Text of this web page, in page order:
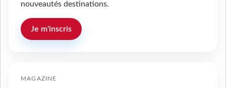
nouveautés destinations.
Je m'inscris
MAGAZINE